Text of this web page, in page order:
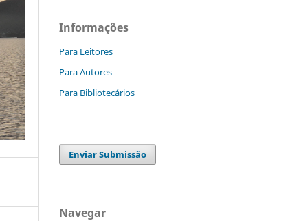
Informações
Para Leitores
Para Autores
Para Bibliotecários
Enviar Submissão
Navegar